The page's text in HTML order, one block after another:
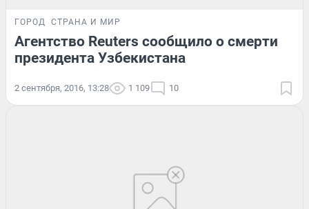
ГОРОД СТРАНА И МИР
Агентство Reuters сообщило о смерти
президента Узбекистана
2 сентября, 2016, 13:28 1 109 10